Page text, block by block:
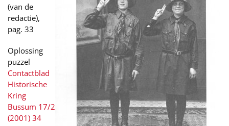
(van de
redactie),
pag. 33
Oplossing
puzzel
Contactblad
Historische
Kring
Bussum 17/2
(2001) 34